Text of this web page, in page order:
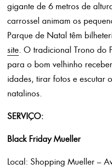
gigante de 6 metros de
carrossel animam os
Parque de Natal têm
site. O tradicional Trono do
para o bom velhinho
idades, tirar fotos e escutar
natalinos.
SERVIÇO:
Black Friday Mueller
Local: Shopping Mueller –